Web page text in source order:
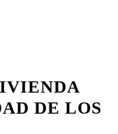
DE LOS